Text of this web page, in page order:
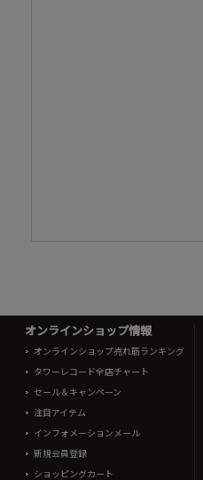
オンラインショップ情報
オンラインショップ売れ筋ランキング
タワーレコード全店チャート
セール＆キャンペーン
注目アイテム
インフォメーションメール
新規会員登録
ショッピングカート